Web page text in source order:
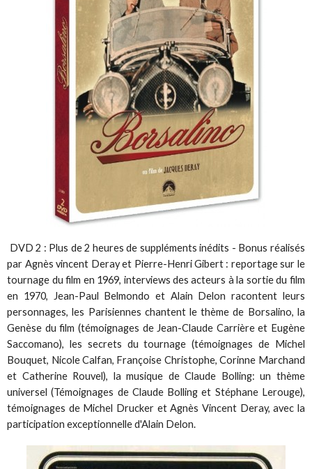
DVD 2 : Plus de 2 heures de suppléments inédits - Bonus réalisés
par Agnès vincent Deray et Pierre-Henri Gibert : reportage sur le
tournage du film en 1969, interviews des acteurs à la sortie du film
en 1970, Jean-Paul Belmondo et Alain Delon racontent leurs
personnages, les Parisiennes chantent le thème de Borsalino, la
Genèse du film (témoignages de Jean-Claude Carrière et Eugène
Saccomano), les secrets du tournage (témoignages de Michel
Bouquet, Nicole Calfan, Françoise Christophe, Corinne Marchand
et Catherine Rouvel), la musique de Claude Bolling: un thème
universel (Témoignages de Claude Bolling et Stéphane Lerouge),
témoignages de Michel Drucker et Agnès Vincent Deray, avec la
participation exceptionnelle d'Alain Delon.